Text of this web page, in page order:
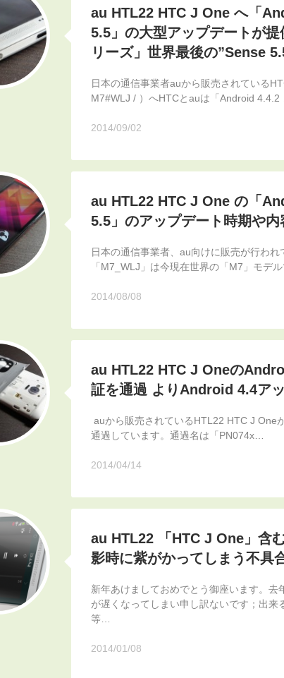
au HTL22 HTC J One へ「
5.5」の大型アップデートが
リーズ」世界最後の”Sense
日本の通信事業者auから販売されている
M7#WLJ / ）へHTCとauは「Android 4.4.2
2014/09/02
au HTL22 HTC J One の「
5.5」のアップデート時期や
日本の通信事業者、au向けに販売が行われ
「M7_WLJ」は今現在世界の「M7」モデ
2014/08/08
au HTL22 HTC J Oneの
証を通過 よりAndroid 4.4ア
auから販売されているHTL22 HTC J One
通過しています。通過名は「PN074x…
2014/04/14
au HTL22 「HTC J One」含
影時に紫がかってしまう不具
新年あけましておめでとう御座います。
が遅くなってしまい申し訳ないです；出
等…
2014/01/08